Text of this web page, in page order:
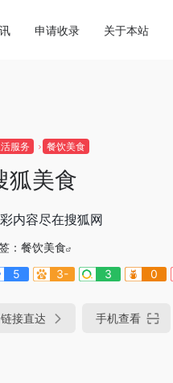
申请收录 关于本站
服务 餐饮美食
狐美食
内容尽在搜狐网
： 餐饮美食
5
3- 3 0
链接直达 手机查看